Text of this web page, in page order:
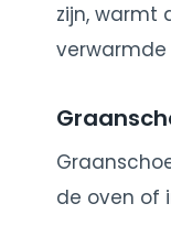
zijn, warmt
verwarmde
de oven of